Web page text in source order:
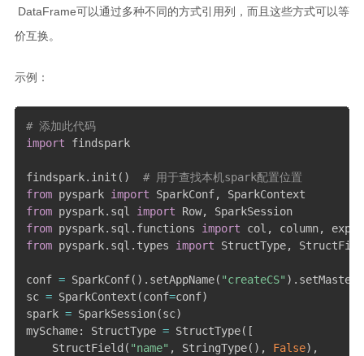
​ DataFrame可以通过多种不同的方式引用列，而且这些方式可以等
价互换。
示例：
# 添加此代码
import findspark
findspark. init ( )
# 用于查找本机spark配置位置
from pyspark import SparkConf,
from pyspark. sql import Row,
SparkSession
from pyspark. sql . functions import col , column,
from pyspark. sql . types import StructType,
conf = SparkConf( ) . setAppName( "createCS" ) . setMaster
sc = SparkContext (conf=conf)
spark = SparkSession(sc)
mySchame: StructType = StructType( [
    StructField
( "name" , StringType( ) , False) ,